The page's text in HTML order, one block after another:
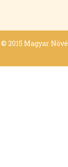
© 2015 Magyar